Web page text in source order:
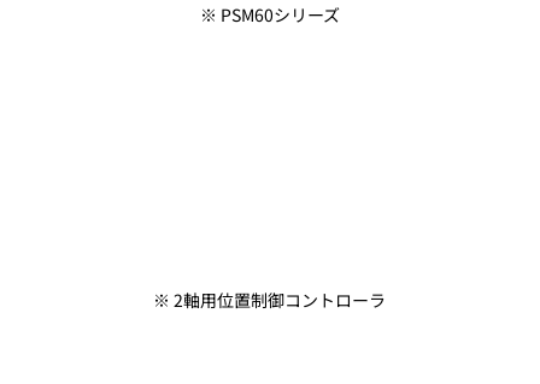
※ PSM60シリーズ
※ 2軸用位置制御コントローラ